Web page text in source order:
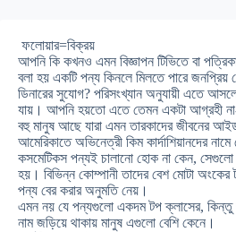
ফলোয়ার=বিক্রয়
আপনি কি কখনও এমন বিজ্ঞাপন টিভিতে বা
বলা হয় একটি পন্য কিনলে মিলতে পারে জনপ্রিয়
ডিনারের সুযোগ? পরিসংখ্যান অনুযায়ী এতে
যায়। আপনি হয়তো এতে তেমন একটা আগ্রহী
বহু মানুষ আছে যারা এমন তারকাদের জীবনের
আমেরিকাতে অভিনেত্রী কিম কার্দাশিয়ানদের
কসমেটিকস পন্যই চালানো হোক না কেন, সেগুলো
হয়। বিভিন্ন কোম্পানী তাদের বেশ মোটা অংকের
পন্য বের করার অনুমতি নেয়।
এমন নয় যে পন্যগুলো একদম টপ ক্লাসের, কিন্তু
নাম জড়িয়ে থাকায় মানুষ এগুলো বেশি কেনে।